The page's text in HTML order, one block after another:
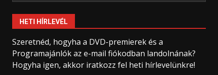
HETI HÍRLEVÉL
Szeretnéd, hogyha a DVD-premierek és a
Programajánlók az e-mail fiókodban landolnának?
Hogyha igen, akkor iratkozz fel heti hírlevelünkre!